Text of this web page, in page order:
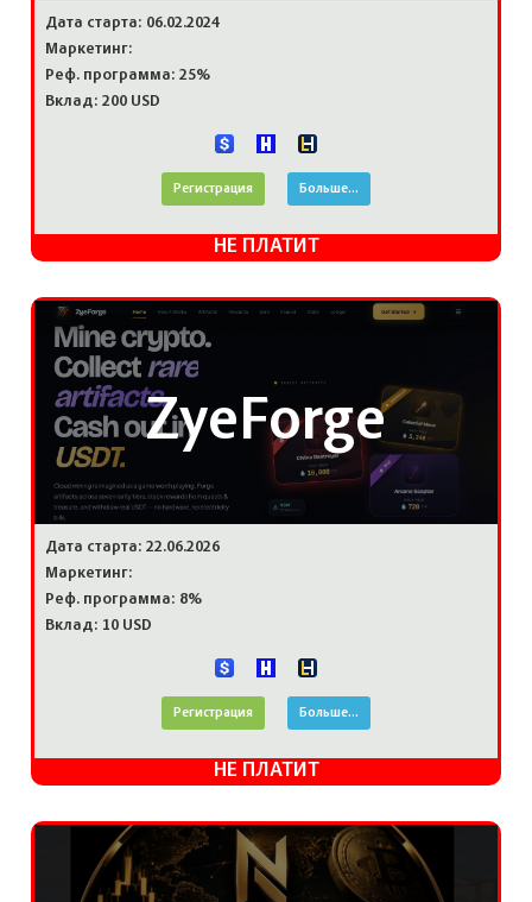
Дата старта: 06.02.2024
Маркетинг:
Реф. программа: 25%
Вклад: 200 USD
Регистрация Больше...
НЕ ПЛАТИТ
ZyeForge
Дата старта: 22.06.2026
Маркетинг:
Реф. программа: 8%
Вклад: 10 USD
Регистрация Больше...
НЕ ПЛАТИТ